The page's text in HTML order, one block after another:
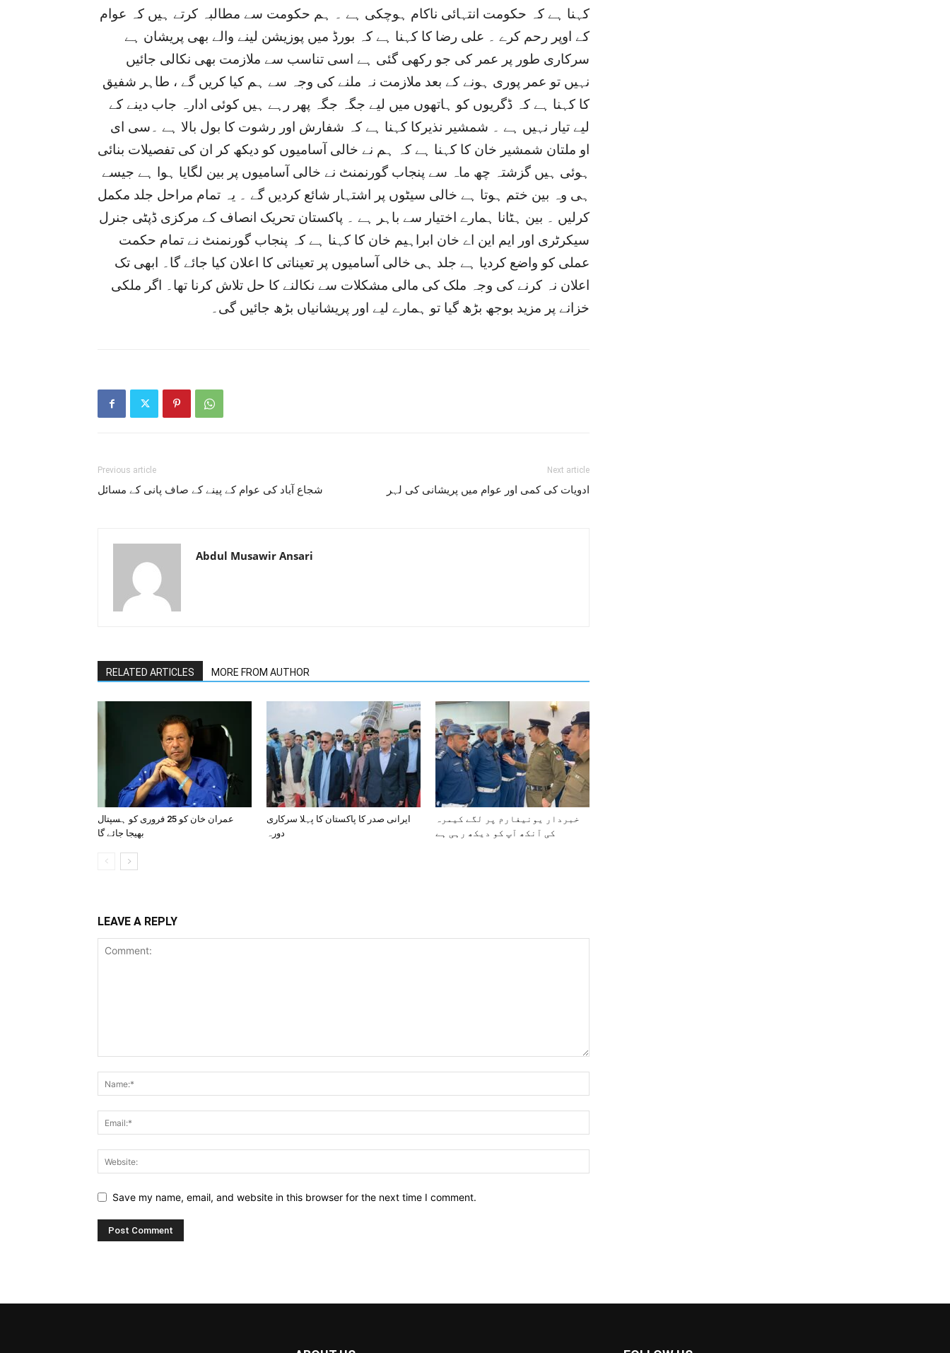
کہنا ہے کہ حکومت انتہائی ناکام ہوچکی ہے ۔ ہم حکومت سے مطالبہ کرتے ہیں کہ عوام
کے اوپر رحم کرے ۔ علی رضا کا کہنا ہے کہ بورڈ میں پوزیشن لینے والے بھی پریشان ہے
سرکاری طور پر عمر کی جو رکھی گئی ہے اسی تناسب سے ملازمت بھی نکالی جائیں
نہیں تو عمر پوری ہونے کے بعد ملازمت نہ ملنے کی وجہ سے ہم کیا کریں گے ، طاہر شفیق
کا کہنا ہے کہ ڈگریوں کو ہاتھوں میں لیے جگہ جگہ پھر رہے ہیں کوئی ادارہ جاب دینے کے
لیے تیار نہیں ہے ۔ شمشیر نذیرکا کہنا ہے کہ شفارش اور رشوت کا بول بالا ہے ۔سی ای
او ملتان شمشیر خان کا کہنا ہے کہ ہم نے خالی آسامیوں کو دیکھ کر ان کی تفصیلات بنائی
ہوئی ہیں گزشتہ چھ ماہ سے پنجاب گورنمنٹ نے خالی آسامیوں پر بین لگایا ہوا ہے جیسے
ہی وہ بین ختم ہوتا ہے خالی سیٹوں پر اشتہار شائع کردیں گے ۔ یہ تمام مراحل جلد مکمل
کرلیں ۔ بین ہٹانا ہمارے اختیار سے باہر ہے ۔ پاکستان تحریک انصاف کے مرکزی ڈپٹی جنرل
سیکرٹری اور ایم این اے خان ابراہیم خان کا کہنا ہے کہ پنجاب گورنمنٹ نے تمام حکمت
عملی کو واضع کردیا ہے جلد ہی خالی آسامیوں پر تعیناتی کا اعلان کیا جائے گا۔ ابھی تک
اعلان نہ کرنے کی وجہ ملک کی مالی مشکلات سے نکالنے کا حل تلاش کرنا تھا۔ اگر ملکی
خزانے پر مزید بوجھ بڑھ گیا تو ہمارے لیے اور پریشانیاں بڑھ جائیں گی۔
Previous article
شجاع آباد کی عوام کے پینے کے صاف پانی کے مسائل
Next article
ادویات کی کمی اور عوام میں پریشانی کی لہر
Abdul Musawir Ansari
RELATED ARTICLES MORE FROM AUTHOR
عمران خان کو 25 فروری کو ہسپتال
بھیجا جائے گا
ایرانی صدر کا پاکستان کا پہلا سرکاری
دورہ
خبردار یونیفارم پر لگے کیمرہ
کی آنکھ آپ کو دیکھ رہی ہے
LEAVE A REPLY
Save my name, email, and website in this browser for the next time I comment.